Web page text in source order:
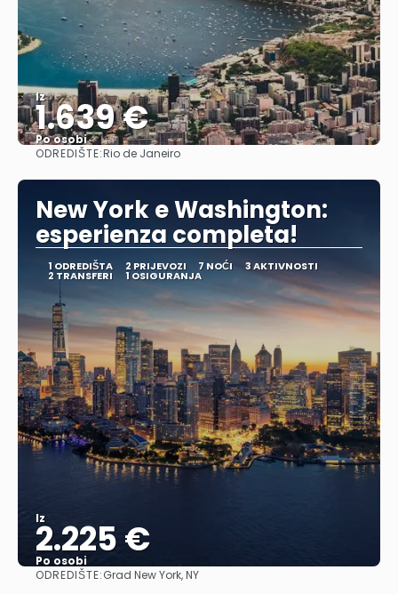
Iz
1.639 €
Po osobi
ODREDIŠTE:Rio de Janeiro
New York e Washington:
esperienza completa!
1 ODREDIŠTA 2 PRIJEVOZI 7 NOĆI 3 AKTIVNOSTI
2 TRANSFERI 1 OSIGURANJA
Iz
2.225 €
Po osobi
Vidjeti
ODREDIŠTE:Grad New York, NY